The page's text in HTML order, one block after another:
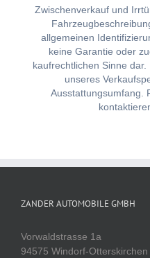
Zwischenverkauf und
allgemeinen
keine Garantie oder
kaufrechtlichen Sinne
unseres
Ausstattungsumfang.
ZANDER AUTOMOBILE GMBH
Vorwaldstrasse 1a
94575 Windorf-Otterskirchen